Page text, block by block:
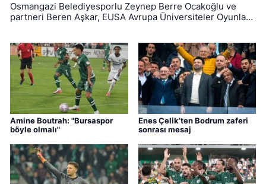
Osmangazi Belediyesporlu Zeynep Berre Ocakoğlu ve
partneri Beren Aşkar, EUSA Avrupa Üniversiteler Oyunları
Amine Boutrah: "Bursaspor
böyle olmalı"
Enes Çelik’ten Bodrum zaferi
sonrası mesaj